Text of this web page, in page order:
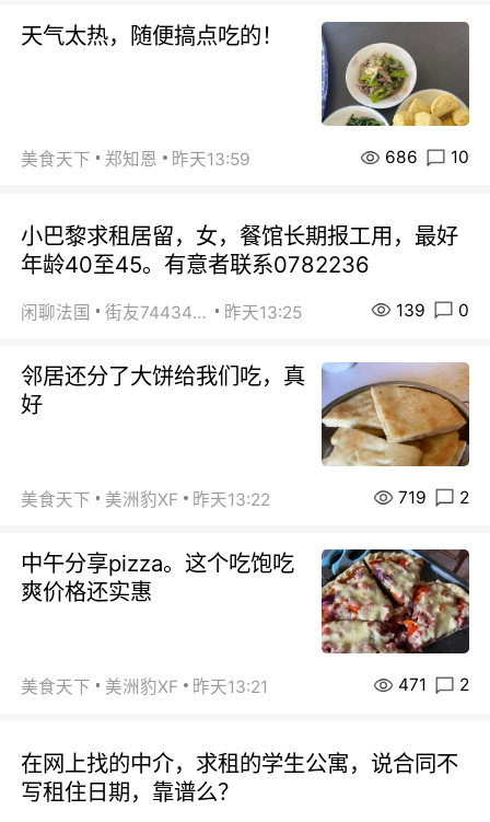
天气太热，随便搞点吃的！
美食天下 郑知恩 昨天13:59 686 10
小巴黎求租居留，女，餐馆长期报工用，最好
年龄40至45。有意者联系0782236
闲聊法国 街友74434350 昨天13:25 139 0
邻居还分了大饼给我们吃，真
好
美食天下 美洲豹XF 昨天13:22 719 2
中午分享pizza。这个吃饱吃
爽价格还实惠
美食天下 美洲豹XF 昨天13:21 471 2
在网上找的中介，求租的学生公寓，说合同不
写租住日期，靠谱么？